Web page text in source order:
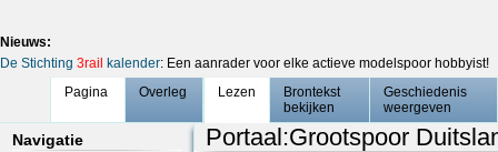
Nieuws:
De Stichting 3rail kalender: Een aanrader voor elke actieve modelspoor hobbyist!
Pagina
Overleg Lezen
Brontekst
bekijken
Geschiedenis
weergeven
Navigatie Portaal:Grootspoor